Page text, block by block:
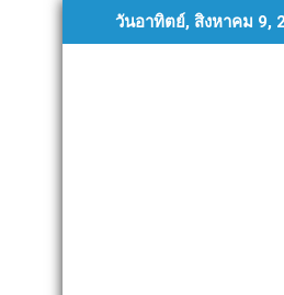
to
วันอาทิตย์, สิงหาคม 9,